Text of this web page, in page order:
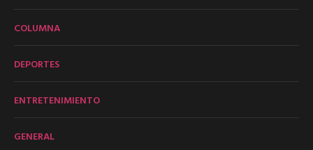
COLUMNA
DEPORTES
ENTRETENIMIENTO
GENERAL